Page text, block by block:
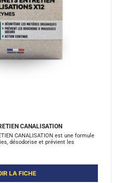
CANALISATION
CANALISATION est une formule
désodorise et prévient les
LA FICHE